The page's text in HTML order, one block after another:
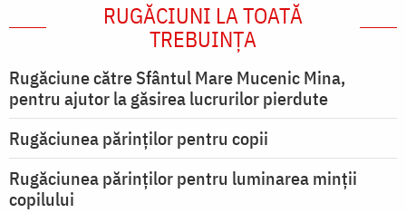
RUGĂCIUNI LA TOATĂ
TREBUINȚA
Rugăciune către Sfântul Mare Mucenic Mina,
pentru ajutor la găsirea lucrurilor pierdute
Rugăciunea părinților pentru copii
Rugăciunea părinților pentru luminarea minţii
copilului